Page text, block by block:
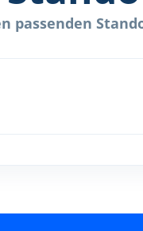
passenden